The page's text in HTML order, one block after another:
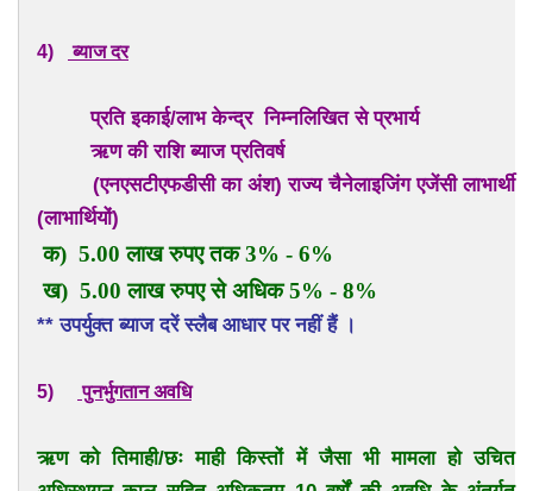
4) ब्याज दर
प्रति इकाई/लाभ केन्द्र निम्नलिखित से प्रभार्य
ऋण की राशि ब्याज प्रतिवर्ष
(एनएसटीएफडीसी का अंश) राज्य चैनेलाइजिंग एजेंसी लाभार्थी
(लाभार्थियों)
क) 5.00 लाख रुपए तक 3% - 6%
ख) 5.00 लाख रुपए से अधिक 5% - 8%
** उपर्युक्त ब्याज दरें स्लैब आधार पर नहीं हैं ।
5) पुनर्भुगतान अवधि
ऋण को तिमाही/छः माही किस्तों में जैसा भी मामला हो उचित